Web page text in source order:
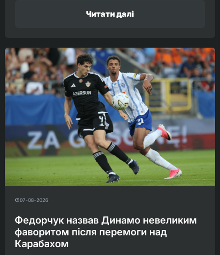
Читати далі
07-08-2026
Федорчук назвав Динамо невеликим
фаворитом після перемоги над
Карабахом